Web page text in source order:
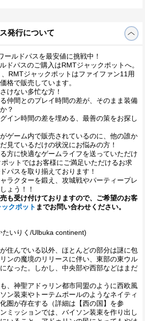
発行について
ールドパスを最安値に挑戦中！
ドパスのご購入はRMTジャックポットへ。
RMTジャックポットはファイファン11用
格で販売しています。
けない多忙な方！
仲間とのプレイ時間の差が、そのまま装備
？
イン時間の差を埋める、最善の策をお探し
ゲーム内で販売されているのに、他の誰か
見ているだけの状況にお悩みの方！
方に快適なゲームライフを送っていただけ
ットではお客様にご満足いただけるお求
パスを取り揃えております！
ラクターを鍛え、攻城戦やパーティープレ
ょう！！
も受け付けておりますので、ご希望のお客
クポット までお問い合わせください。
たいりく/Ulbuka continent)
住んでいる以外、ほとんどの部分は謎に包
ンの魔境のリリースに伴い、東部の東ウル
なった。しかし、中央部や西部などはまだ
、神聖アドゥリン都市同盟のように西欧風
ン装束やトーテムポールのようなネイティ
圏が存在する（詳細は【西の国】を参
ミッションでは、バイソン装束を作り出し